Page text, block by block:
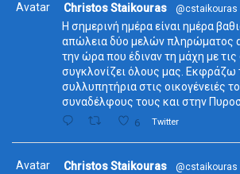
Avatar Christos Staikouras @cstaikouras
Η σημερινή ημέρα είναι ημέρα
απώλεια δύο μελών πληρώματος
την ώρα που έδιναν τη μάχη με
συγκλονίζει όλους μας. Εκφράζω
συλλυπητήρια στις οικογένειές
συναδέλφους τους και στην
6 Twitter
Avatar Christos Staikouras @cstaikouras